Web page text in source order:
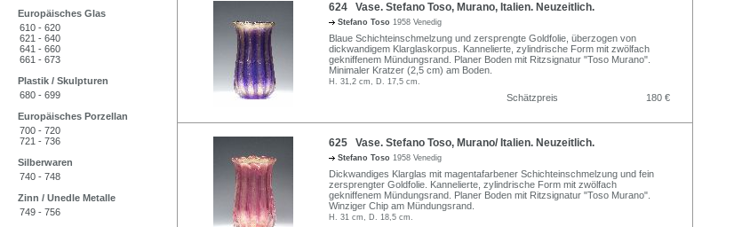
Europäisches Glas
610 - 620
621 - 640
641 - 660
661 - 673
Plastik / Skulpturen
680 - 699
Europäisches Porzellan
700 - 720
721 - 736
Silberwaren
740 - 748
Zinn / Unedle Metalle
749 - 756
624 Vase. Stefano Toso, Murano, Italien. Neuzeitlich.
Stefano Toso 1958 Venedig
Blaue Schichteinschmelzung und zersprengte Goldfolie, überzogen von
dickwandigem Klarglaskorpus. Kannelierte, zylindrische Form mit zwölfach
gekniffenem Mündungsrand. Planer Boden mit Ritzsignatur "Toso Murano".
Minimaler Kratzer (2,5 cm) am Boden.
H. 31,2 cm, D. 17,5 cm.
Schätzpreis 180 €
625 Vase. Stefano Toso, Murano/ Italien. Neuzeitlich.
Stefano Toso 1958 Venedig
Dickwandiges Klarglas mit magentafarbener Schichteinschmelzung und fein
zersprengter Goldfolie. Kannelierte, zylindrische Form mit zwölfach
gekniffenem Mündungsrand. Planer Boden mit Ritzsignatur "Toso Murano".
Winziger Chip am Mündungsrand.
H. 31 cm, D. 18,5 cm.